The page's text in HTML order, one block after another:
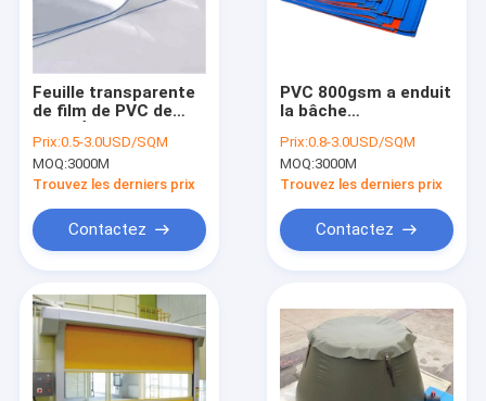
Produits
Vidéos
Feuille transparente
de film de PVC de
Tableau de camions
couvrant des sacs
Prix:0.5-3.0USD/SQM
MOQ:3000M
Trouvez les derniers prix
Contactez
PVC 800gsm a enduit
la bâche
de couverture de
camion de bâche
Prix:0.8-3.0USD/SQM
MOQ:3000M
Trouvez les derniers prix
Contactez